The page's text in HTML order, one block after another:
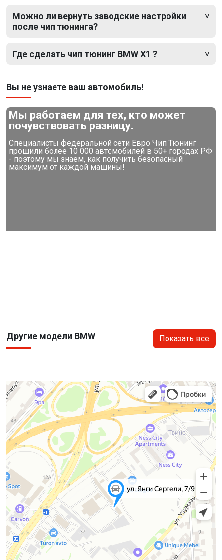
Можно ли вернуть заводские настройки
после чип тюнинга?
Где сделать чип тюнинг BMW X1 ?
Вы не узнаете ваш автомобиль!
Мы работаем для тех, кто может
почувствовать разницу.
Специалисты федеральной сети Евро Чип Тюнинг
прошили более 10 000 автомобилей в 50+ городах РФ
- поэтому мы знаем, как получить безопасный
максимум от каждой машины!
Другие модели BMW Показать все